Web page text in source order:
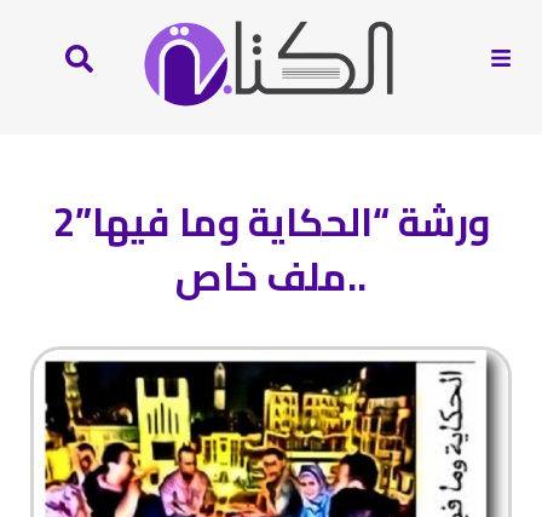
ورشة “الحكاية وما فيها”2
..ملف خاص